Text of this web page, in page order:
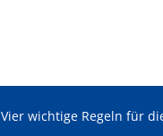
Vier wichtige Regeln für